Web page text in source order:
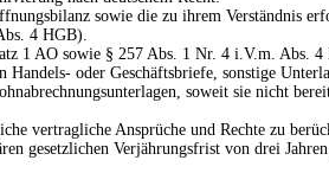
sowie die zu ihrem Verständnis
4 HGB).
1 AO sowie § 257 Abs. 1 Nr. 4 i.V.m. Abs. 4
oder Geschäftsbriefe, sonstige
soweit sie nicht
vertragliche Ansprüche und Rechte zu
gesetzlichen Verjährungsfrist von drei